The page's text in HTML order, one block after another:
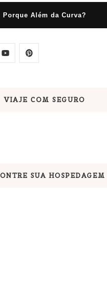
Porque Além da Curva?
VIAJE COM SEGURO
SUA HOSPEDAGEM